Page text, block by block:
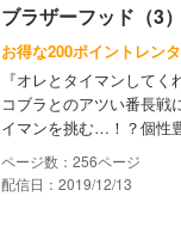
ブラザーフッド（3）
お得な200ポイントレン
『オレとタイマンして
コブラとのアツい番長
イマンを挑む…！？個性
256
配信日：2019/12/13